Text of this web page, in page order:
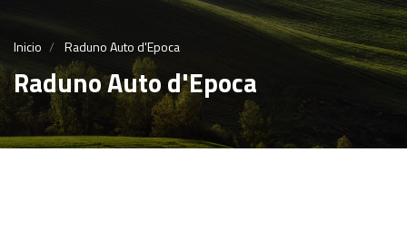
Inicio Raduno Auto d'Epoca
Raduno Auto d'Epoca